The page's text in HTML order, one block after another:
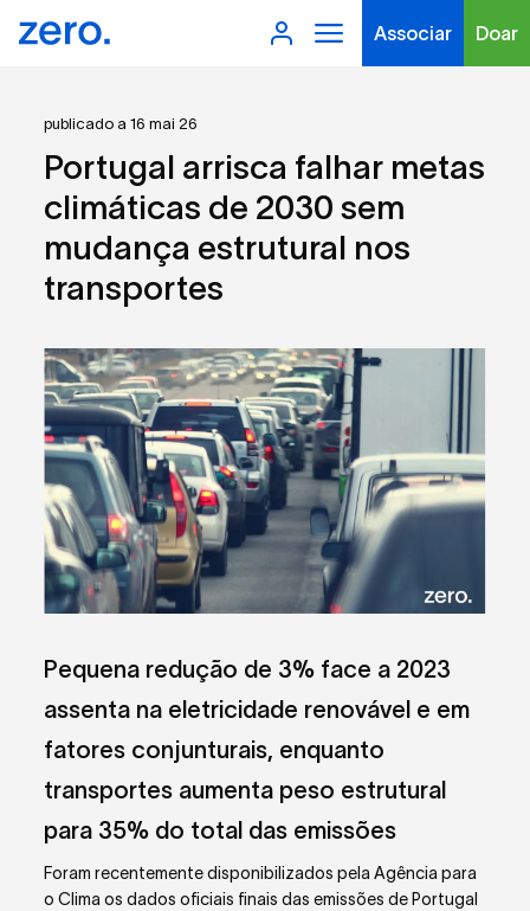
Associar Doar
Tipo de conteúdo
Filtros
publicado a 16 mai 26
Portugal arrisca falhar metas
climáticas de 2030 sem
mudança estrutural nos
transportes
Pequena redução de 3% face a 2023
assenta na eletricidade renovável e em
fatores conjunturais, enquanto
transportes aumenta peso estrutural
para 35% do total das emissões
Foram recentemente disponibilizados pela Agência para
o Clima os dados oficiais finais das emissões de Portugal